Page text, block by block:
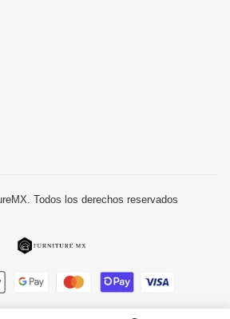
Todos los derechos reservados